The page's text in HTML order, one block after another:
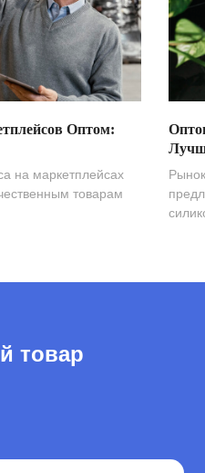
Оптом:
на маркетплейсах
товарам
товар